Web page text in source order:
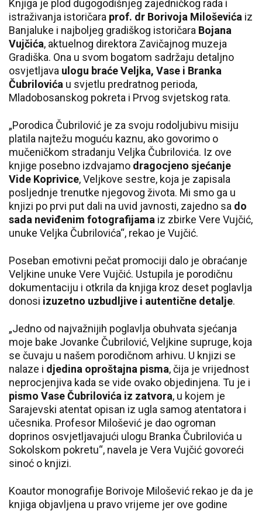
Knjiga je plod dugogodišnjeg zajedničkog rada i
istraživanja istoričara prof. dr Borivoja Miloševića iz
Banjaluke i najboljeg gradiškog istoričara Bojana
Vujčića, aktuelnog direktora Zavičajnog muzeja
Gradiška. Ona u svom bogatom sadržaju detaljno
osvjetljava ulogu braće Veljka, Vase i Branka
Čubrilovića u svjetlu predratnog perioda,
Mladobosanskog pokreta i Prvog svjetskog rata.
„Porodica Čubrilović je za svoju rodoljubivu misiju
platila najtežu moguću kaznu, ako govorimo o
mučeničkom stradanju Veljka Čubrilovića. Iz ove
knjige posebno izdvajamo dragocjeno sjećanje
Vide Koprivice, Veljkove sestre, koja je zapisala
posljednje trenutke njegovog života. Mi smo ga u
knjizi po prvi put dali na uvid javnosti, zajedno sa do
sada neviđenim fotografijama iz zbirke Vere Vujčić,
unuke Veljka Čubrilovića“, rekao je Vujčić.
Poseban emotivni pečat promociji dalo je obraćanje
Veljkine unuke Vere Vujčić. Ustupila je porodičnu
dokumentaciju i otkrila da knjiga kroz deset poglavlja
donosi izuzetno uzbudljive i autentične detalje.
„Jedno od najvažnijih poglavlja obuhvata sjećanja
moje bake Jovanke Čubrilović, Veljkine supruge, koja
se čuvaju u našem porodičnom arhivu. U knjizi se
nalaze i djedina oproštajna pisma, čija je vrijednost
neprocjenjiva kada se vide ovako objedinjena. Tu je i
pismo Vase Čubrilovića iz zatvora, u kojem je
Sarajevski atentat opisan iz ugla samog atentatora i
učesnika. Profesor Milošević je dao ogroman
doprinos osvjetljavajući ulogu Branka Čubrilovića u
Sokolskom pokretu“, navela je Vera Vujčić govoreći
sinoć o knjizi.
Koautor monografije Borivoje Milošević rekao je da je
knjiga objavljena u pravo vrijeme jer ove godine